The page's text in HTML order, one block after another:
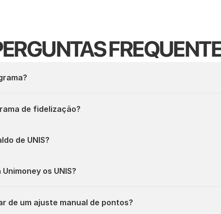
de fidelização?
de UNIS?
os UNIS?
de um ajuste manual de pontos?